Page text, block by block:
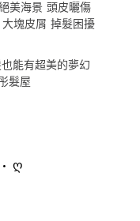
美海景 頭皮曬傷
塊皮屑 掉髮困擾
能有超美的夢幻
髮屋
ღ